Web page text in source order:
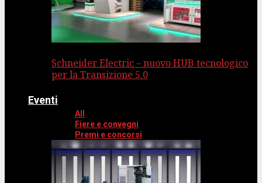
Schneider Electric – nuovo HUB tecnologico
per la Transizione 5.0
Eventi
All
Fiere e convegni
Premi e concorsi